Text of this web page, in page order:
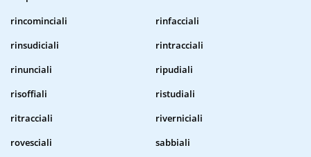
rincominciali
rinfacciali
rinsudiciali
rintracciali
rinunciali
ripudiali
risoffiali
ristudiali
ritracciali
riverniciali
rovesciali
sabbiali